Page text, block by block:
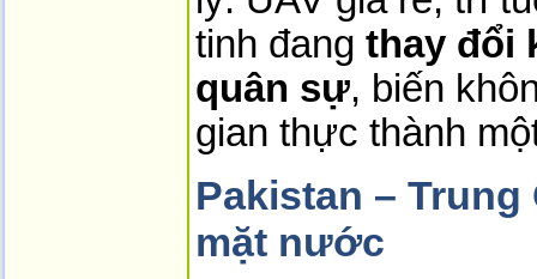
tinh đang thay đổi
quân sự, biến
gian thực thành
Pakistan –
mặt nước